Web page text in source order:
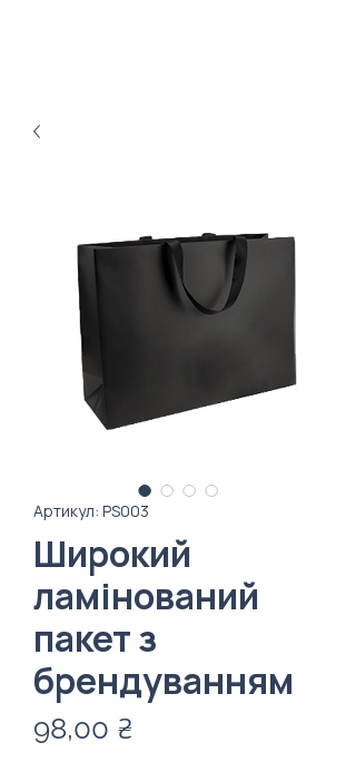
Артикул: PS003
Широкий
ламінований
пакет з
брендуванням
98,00 ₴